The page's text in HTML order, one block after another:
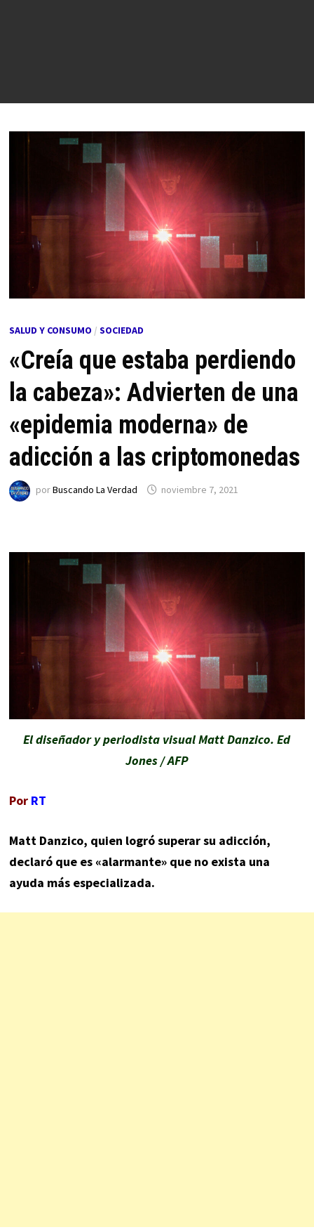
SALUD Y CONSUMO / SOCIEDAD
«Creía que estaba perdiendo
la cabeza»: Advierten de una
«epidemia moderna» de
adicción a las criptomonedas
porBuscando La Verdad noviembre 7, 2021
El diseñador y periodista visual Matt Danzico. Ed
Jones / AFP
Por RT
Matt Danzico, quien logró superar su adicción,
declaró que es «alarmante» que no exista una
ayuda más especializada.